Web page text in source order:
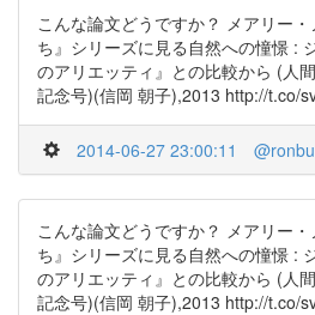
こんな論文どうですか？ メアリー
ち』シリーズに見る自然への憧憬 :
のアリエッティ』との比較から (人
記念号)(信岡 朝子),2013 http://t.co/
2014-06-27 23:00:11
こんな論文どうですか？ メアリー
ち』シリーズに見る自然への憧憬 :
のアリエッティ』との比較から (人
記念号)(信岡 朝子),2013 http://t.co/